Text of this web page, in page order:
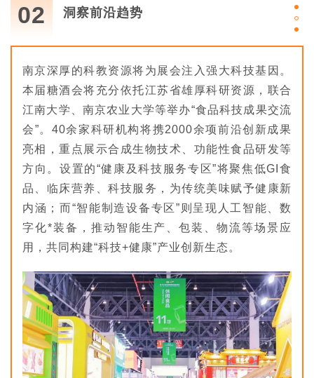
02 洞察前沿趋势
南京深厚的科教资源将为展会注入强大科技基因。
本届糖酒会将充分依托江苏省雄厚科研资源，联合
江南大学、南京农业大学等举办“食品科技成果交流
会”。40余家科研机构将携2000余项前沿创新成果
亮相，重点展示合成生物技术、功能性食品研发等
方向。设置的“健康及科技服务专区”将聚焦低GI食
品、临床营养、科技服务，为传统美味赋予健康新
内涵；而“智能制造设备专区”则呈现人工智能、数
字化*装备，推动智能生产、包装、物流等场景应
用，共同构建“科技+健康”产业创新生态。